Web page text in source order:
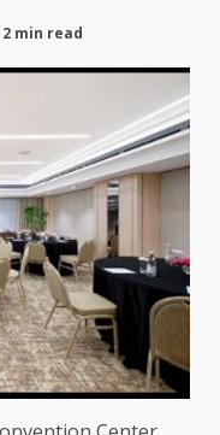
2 min read